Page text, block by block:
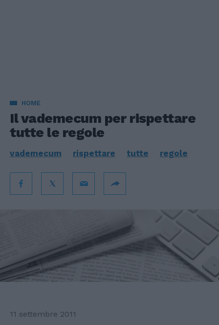
HOME
Il vademecum per rispettare
tutte le regole
vademecum rispettare tutte regole
11 settembre 2011